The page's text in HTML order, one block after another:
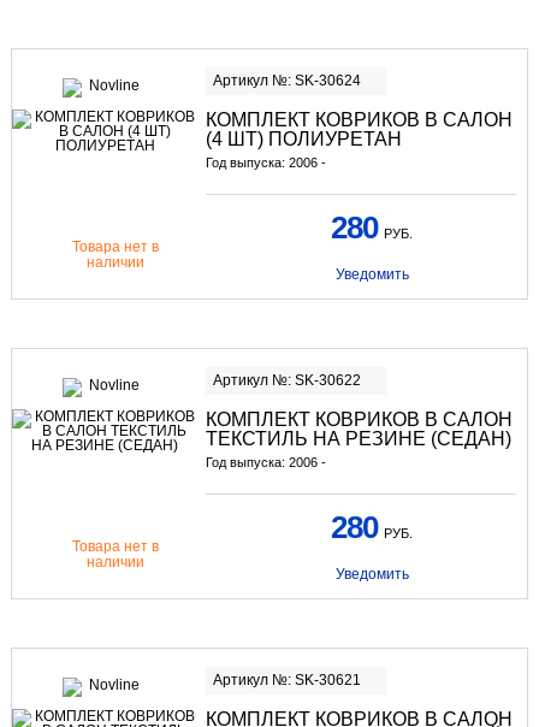
Артикул №: SK-30624
КОМПЛЕКТ КОВРИКОВ В САЛОН
(4 ШТ) ПОЛИУРЕТАН
Год выпуска: 2006 -
Товара нет в
наличии
280 РУБ.
Уведомить
Артикул №: SK-30622
КОМПЛЕКТ КОВРИКОВ В САЛОН
ТЕКСТИЛЬ НА РЕЗИНЕ (СЕДАН)
Год выпуска: 2006 -
Товара нет в
наличии
280 РУБ.
Уведомить
Артикул №: SK-30621
КОМПЛЕКТ КОВРИКОВ В САЛОН